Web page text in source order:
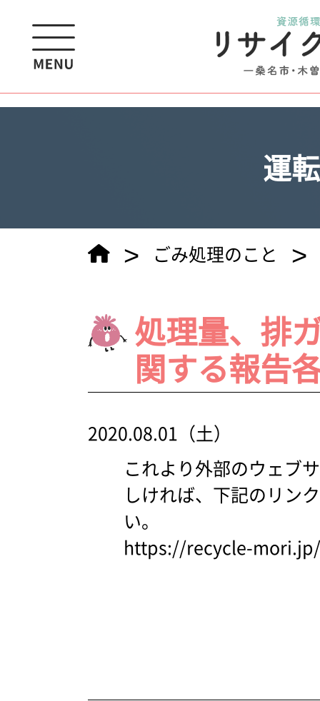
運
> ごみ処理のこと >
処理量、排
関する報告
2020.08.01（土）
これより外部のウェブ
しければ、下記のリン
い。
https://recycle-